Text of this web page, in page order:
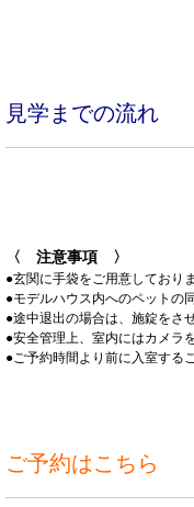
〈 注意事項 〉
●玄関に手袋をご用意しており
●モデルハウス内へのペットの
●途中退出の場合は、施錠をさ
●安全管理上、室内にはカメラ
●ご予約時間より前に入室する
ご予約はこちら